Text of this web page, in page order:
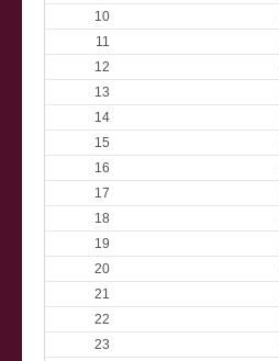
10
11
12
13
14
15
16
17
18
19
20
21
22
23